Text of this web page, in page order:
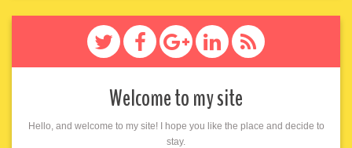
Welcome to my site
Hello, and welcome to my site! I hope you like the place and decide to
stay.